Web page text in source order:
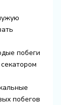
побеги
побегов